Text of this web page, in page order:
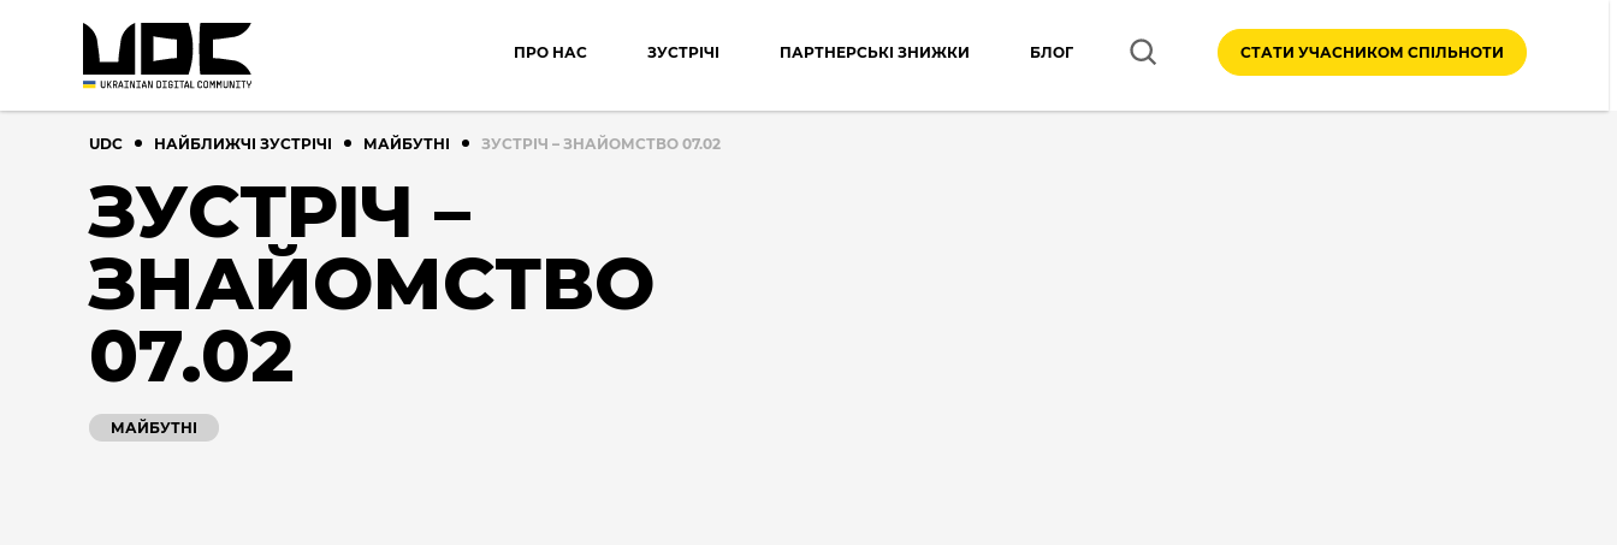
ПРО НАС ЗУСТРІЧІ ПАРТНЕРСЬКІ ЗНИЖКИ БЛОГ СТАТИ УЧАСНИКОМ СПІЛЬНОТИ
UDC НАЙБЛИЖЧІ ЗУСТРІЧІ МАЙБУТНІ ЗУСТРІЧ – ЗНАЙОМСТВО 07.02
ЗУСТРІЧ –
ЗНАЙОМСТВО
07.02
МАЙБУТНІ